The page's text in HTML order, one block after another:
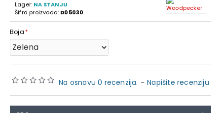
Lager: NA STANJU
Šifra proizvoda: D05030
Na osnovu 0 recenzija. - Napišite recenziju
Boja